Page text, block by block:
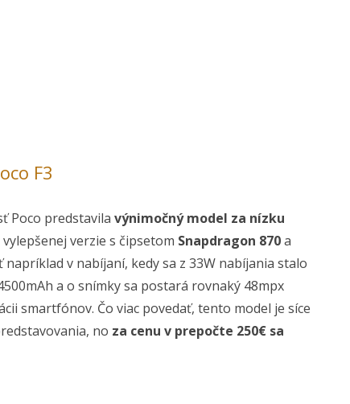
F3
Poco predstavila výnimočný model za nízku
verzie s čipsetom Snapdragon 870a
v nabíjaní, kedy sa z 33W nabíjania stalo
a o snímky sa postará rovnaký 48mpx
smartfónov. Čo viac povedať, tento model je síce
no za cenu v prepočte 250€ sa